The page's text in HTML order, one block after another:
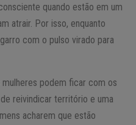
quando estão em um
atrair. Por isso, enquanto
com o pulso virado para
mulheres podem ficar com os
reivindicar território e uma
acharem que estão